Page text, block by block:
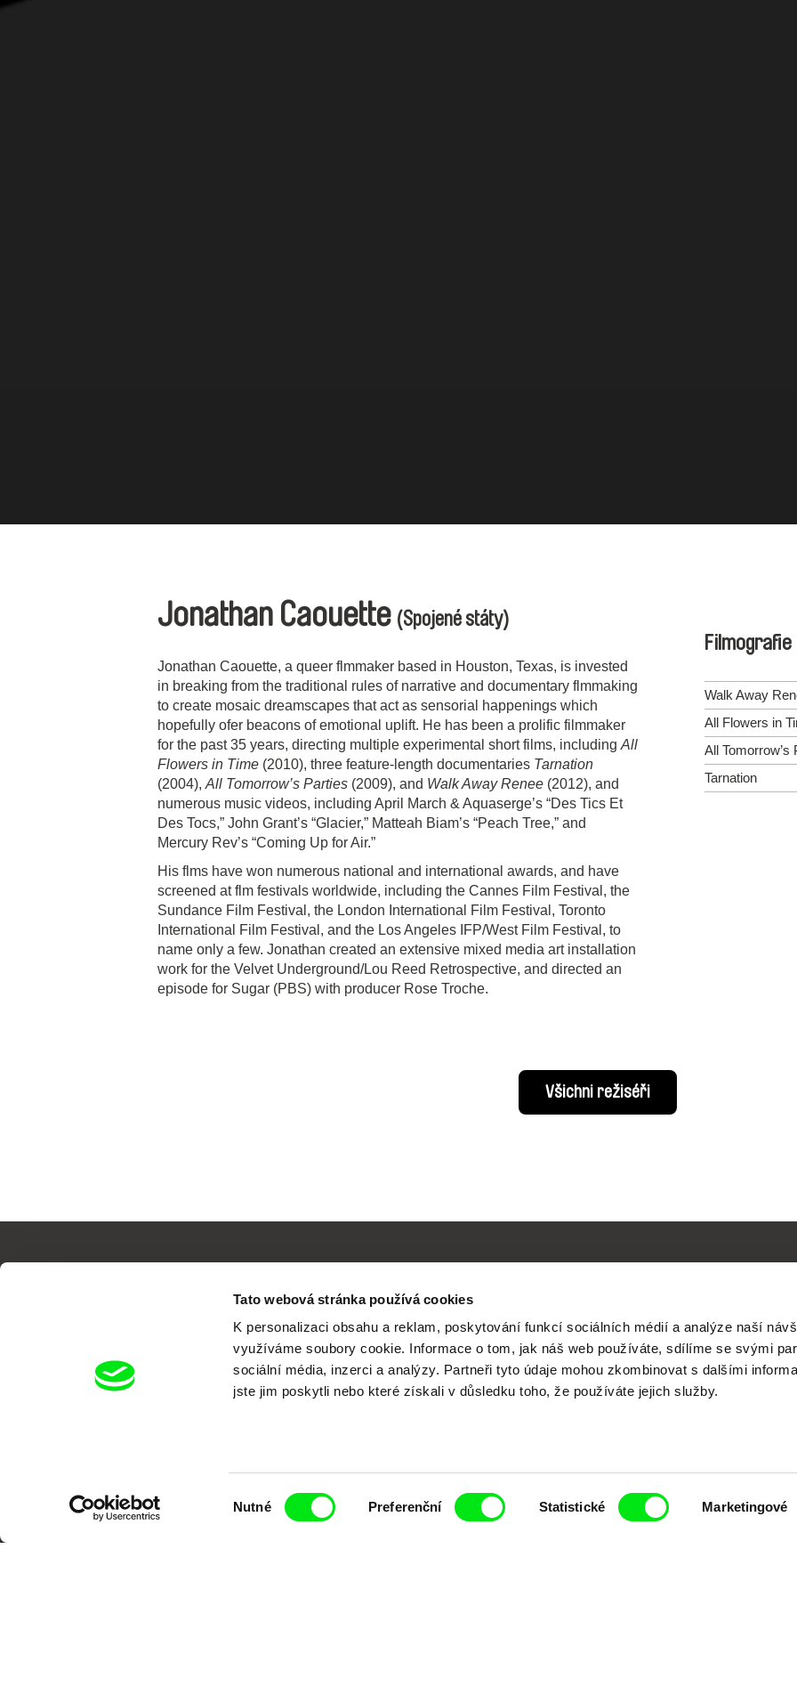
Tato webová stránka používá cookies
K personalizaci obsahu a reklam, poskytování funkcí sociálních médií a analýze naší
využíváme soubory cookie. Informace o tom, jak náš web používáte, sdílíme se svými
sociální média, inzerci a analýzy. Partneři tyto údaje mohou zkombinovat s dalšími
jste jim poskytli nebo které získali v důsledku toho, že používáte jejich služby.
Nutné Preferenční Statistické Marketingové
Jonathan Caouette (Spojené státy)
Jonathan Caouette, a queer flmmaker based in Houston, Texas, is invested
in breaking from the traditional rules of narrative and documentary flmmaking
to create mosaic dreamscapes that act as sensorial happenings which
hopefully ofer beacons of emotional uplift. He has been a prolific filmmaker
for the past 35 years, directing multiple experimental short films, including All
Flowers in Time (2010), three feature-length documentaries Tarnation
(2004), All Tomorrow’s Parties (2009), and Walk Away Renee (2012), and
numerous music videos, including April March & Aquaserge’s “Des Tics Et
Des Tocs,” John Grant’s “Glacier,” Matteah Biam’s “Peach Tree,” and
Mercury Rev’s “Coming Up for Air.”
His flms have won numerous national and international awards, and have
screened at flm festivals worldwide, including the Cannes Film Festival, the
Sundance Film Festival, the London International Film Festival, Toronto
International Film Festival, and the Los Angeles IFP/West Film Festival, to
name only a few. Jonathan created an extensive mixed media art installation
work for the Velvet Underground/Lou Reed Retrospective, and directed an
episode for Sugar (PBS) with producer Rose Troche.
Filmografie
Walk Away
All Flowers in
All Tomorrow’s
Tarnation
Všichni režiséři
Vaše online
dokumentární
každý týden